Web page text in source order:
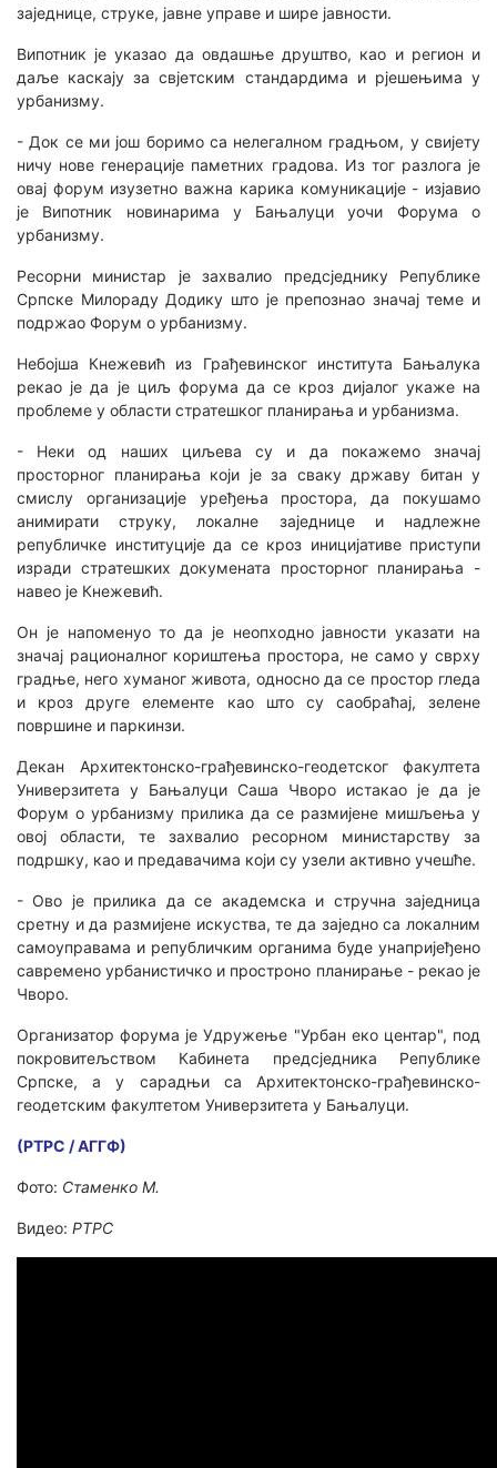
заједнице, струке, јавне управе и шире јавности.
Випотник је указао да овдашње друштво, као и регион и
даље каскају за свјетским стандардима и рјешењима у
урбанизму.
- Док се ми још боримо са нелегалном градњом, у свијету
ничу нове генерације паметних градова. Из тог разлога је
овај форум изузетно важна карика комуникације - изјавио
је Випотник новинарима у Бањалуци уочи Форума о
урбанизму.
Ресорни министар је захвалио предсједнику Републике
Српске Милораду Додику што је препознао значај теме и
подржао Форум о урбанизму.
Небојша Кнежевић из Грађевинског института Бањалука
рекао је да је циљ форума да се кроз дијалог укаже на
проблеме у области стратешког планирања и урбанизма.
- Неки од наших циљева су и да покажемо значај
просторног планирања који је за сваку државу битан у
смислу организације уређења простора, да покушамо
анимирати струку, локалне заједнице и надлежне
републичке институције да се кроз иницијативе приступи
изради стратешких докумената просторног планирања -
навео је Кнежевић.
Он је напоменуо то да је неопходно јавности указати на
значај рационалног кориштења простора, не само у сврху
градње, него хуманог живота, односно да се простор гледа
и кроз друге елементе као што су саобраћај, зелене
површине и паркинзи.
Декан Архитектонско-грађевинско-геодетског факултета
Универзитета у Бањалуци Саша Чворо истакао је да је
Форум о урбанизму прилика да се размијене мишљења у
овој области, те захвалио ресорном министарству за
подршку, као и предавачима који су узели активно учешће.
- Ово је прилика да се академска и стручна заједница
сретну и да размијене искуства, те да заједно са локалним
самоуправама и републичким органима буде унапријеђено
савремено урбанистичко и простроно планирање - рекао је
Чворо.
Организатор форума је Удружење "Урбан еко центар", под
покровитељством Кабинета предсједника Републике
Српске, а у сарадњи са Архитектонско-грађевинско-
геодетским факултетом Универзитета у Бањалуци.
(РТРС / АГГФ)
Фото: Стаменко М.
Видео: РТРС